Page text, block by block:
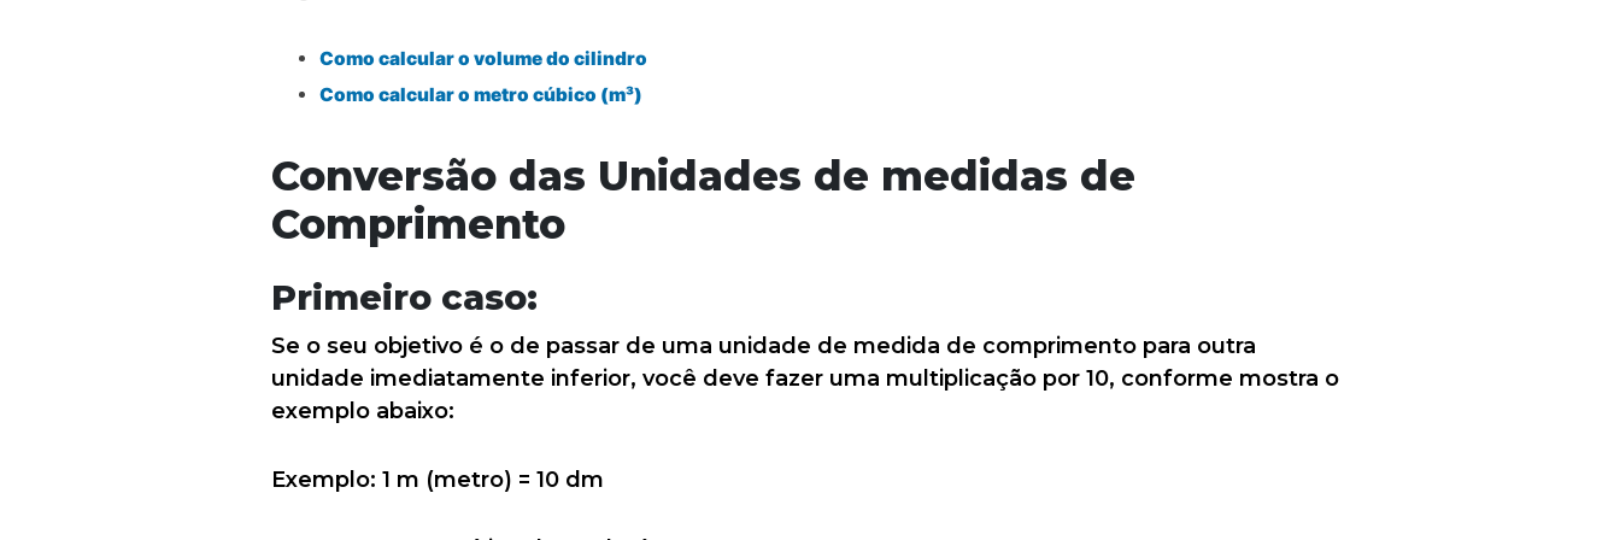
Como calcular o volume do cilindro
Como calcular o metro cúbico (m³)
Conversão das Unidades de medidas de
Comprimento
Primeiro caso:
Se o seu objetivo é o de passar de uma unidade de medida de comprimento para outra
unidade imediatamente inferior, você deve fazer uma multiplicação por 10, conforme mostra o
exemplo abaixo:
Exemplo: 1 m (metro) = 10 dm